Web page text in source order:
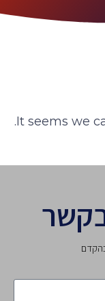
It seems we